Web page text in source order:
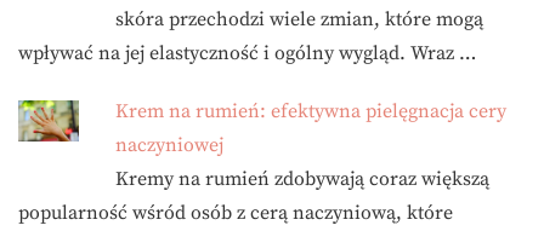
skóra przechodzi wiele zmian, które mogą
wpływać na jej elastyczność i ogólny wygląd. Wraz …
Krem na rumień: efektywna pielęgnacja cery
naczyniowej
Kremy na rumień zdobywają coraz większą
popularność wśród osób z cerą naczyniową, które